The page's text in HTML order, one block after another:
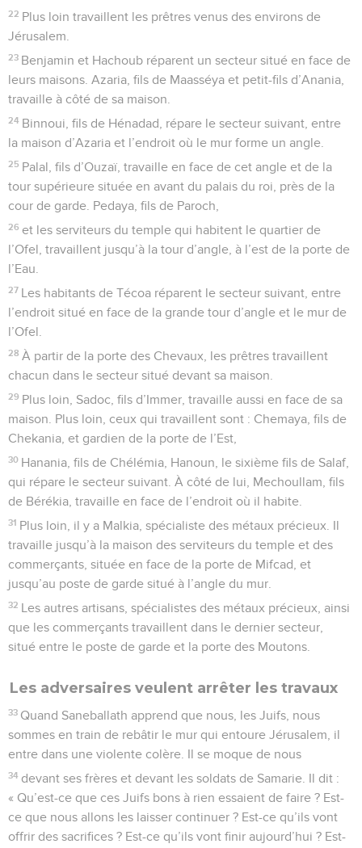
22 Plus loin travaillent les prêtres venus des environs de
Jérusalem.
23 Benjamin et Hachoub réparent un secteur situé en face de
leurs maisons. Azaria, fils de Maasséya et petit-fils d’Anania,
travaille à côté de sa maison.
24 Binnoui, fils de Hénadad, répare le secteur suivant, entre
la maison d’Azaria et l’endroit où le mur forme un angle.
25 Palal, fils d’Ouzaï, travaille en face de cet angle et de la
tour supérieure située en avant du palais du roi, près de la
cour de garde. Pedaya, fils de Paroch,
26 et les serviteurs du temple qui habitent le quartier de
l’Ofel, travaillent jusqu’à la tour d’angle, à l’est de la porte de
l’Eau.
27 Les habitants de Técoa réparent le secteur suivant, entre
l’endroit situé en face de la grande tour d’angle et le mur de
l’Ofel.
28 À partir de la porte des Chevaux, les prêtres travaillent
chacun dans le secteur situé devant sa maison.
29 Plus loin, Sadoc, fils d’Immer, travaille aussi en face de sa
maison. Plus loin, ceux qui travaillent sont : Chemaya, fils de
Chekania, et gardien de la porte de l’Est,
30 Hanania, fils de Chélémia, Hanoun, le sixième fils de Salaf,
qui répare le secteur suivant. À côté de lui, Mechoullam, fils
de Bérékia, travaille en face de l’endroit où il habite.
31 Plus loin, il y a Malkia, spécialiste des métaux précieux. Il
travaille jusqu’à la maison des serviteurs du temple et des
commerçants, située en face de la porte de Mifcad, et
jusqu’au poste de garde situé à l’angle du mur.
32 Les autres artisans, spécialistes des métaux précieux, ainsi
que les commerçants travaillent dans le dernier secteur,
situé entre le poste de garde et la porte des Moutons.
Les adversaires veulent arrêter les travaux
33 Quand Saneballath apprend que nous, les Juifs, nous
sommes en train de rebâtir le mur qui entoure Jérusalem, il
entre dans une violente colère. Il se moque de nous
34 devant ses frères et devant les soldats de Samarie. Il dit :
« Qu’est-ce que ces Juifs bons à rien essaient de faire ? Est-
ce que nous allons les laisser continuer ? Est-ce qu’ils vont
offrir des sacrifices ? Est-ce qu’ils vont finir aujourd’hui ? Est-